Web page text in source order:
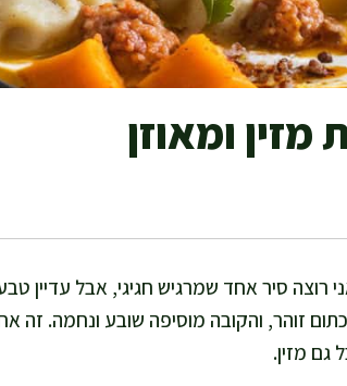
ומאוזן
סיר אחד שמרגיש חגיגי, אבל עדיין
זוהר, והקובה מוסיפה שובע ונחמה. זה
גם מזין.